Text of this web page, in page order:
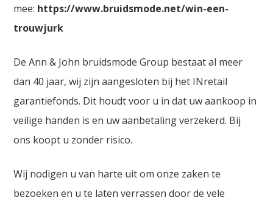
mee: https://www.bruidsmode.net/win-een-
trouwjurk
De Ann & John bruidsmode Group bestaat al meer
dan 40 jaar, wij zijn aangesloten bij het INretail
garantiefonds. Dit houdt voor u in dat uw aankoop in
veilige handen is en uw aanbetaling verzekerd. Bij
ons koopt u zonder risico.
Wij nodigen u van harte uit om onze zaken te
bezoeken en u te laten verrassen door de vele